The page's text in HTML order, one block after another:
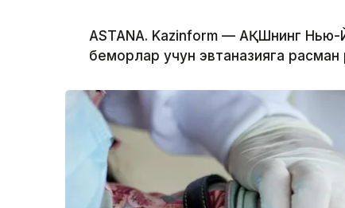
ASTANA. Kazinform — АҚШнинг Нью-
беморлар учун эвтаназияга расман